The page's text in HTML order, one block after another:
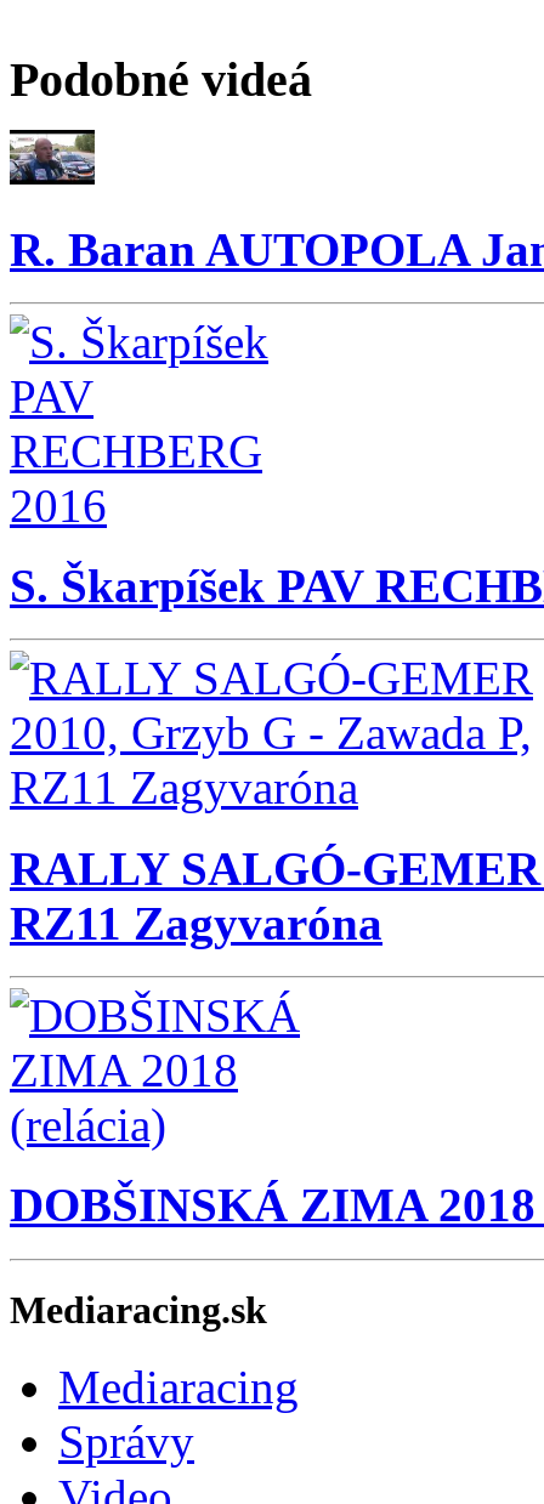
Podobné videá
R. Baran AUTOPOLA
S. Škarpíšek PAV
RALLY SALGÓ-GEMER
RZ11 Zagyvaróna
DOBŠINSKÁ ZIMA
Mediaracing.sk
Mediaracing
Správy